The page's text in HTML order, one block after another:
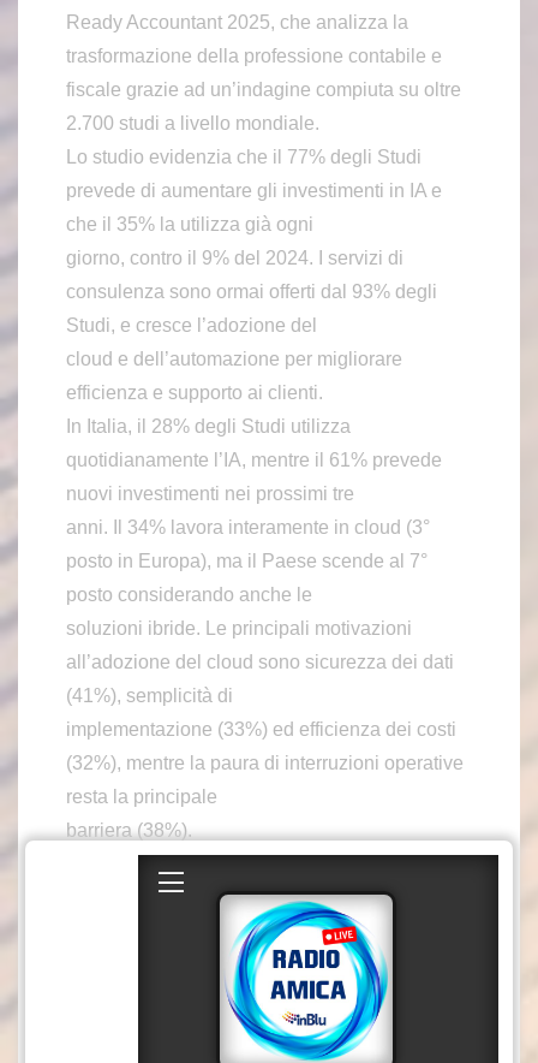
Ready Accountant 2025, che analizza la
trasformazione della professione contabile e
fiscale grazie ad un’indagine compiuta su oltre
2.700 studi a livello mondiale.
Lo studio evidenzia che il 77% degli Studi
prevede di aumentare gli investimenti in IA e
che il 35% la utilizza già ogni
giorno, contro il 9% del 2024. I servizi di
consulenza sono ormai offerti dal 93% degli
Studi, e cresce l’adozione del
cloud e dell’automazione per migliorare
efficienza e supporto ai clienti.
In Italia, il 28% degli Studi utilizza
quotidianamente l’IA, mentre il 61% prevede
nuovi investimenti nei prossimi tre
anni. Il 34% lavora interamente in cloud (3°
posto in Europa), ma il Paese scende al 7°
posto considerando anche le
soluzioni ibride. Le principali motivazioni
all’adozione del cloud sono sicurezza dei dati
(41%), semplicità di
implementazione (33%) ed efficienza dei costi
(32%), mentre la paura di interruzioni operative
resta la principale
barriera (38%).
studi professionali, confermando la forte fiducia
Tuttavia, solo il 57% degli Studi supporta i
clienti nella scelta di soluzioni tecnologiche – il
dato più basso in Europa.